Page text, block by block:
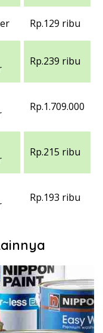
Rp.129 ribu
Rp.239 ribu
Rp.1.709.000
Rp.215 ribu
Rp.193 ribu